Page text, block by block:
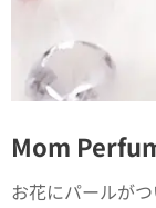
Mom
お花にパールが